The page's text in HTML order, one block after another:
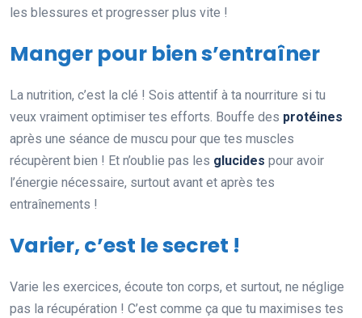
les blessures et progresser plus vite !
Manger pour bien s’entraîner
La nutrition, c’est la clé ! Sois attentif à ta nourriture si tu
veux vraiment optimiser tes efforts. Bouffe des protéines
après une séance de muscu pour que tes muscles
récupèrent bien ! Et n’oublie pas les glucides pour avoir
l’énergie nécessaire, surtout avant et après tes
entraînements !
Varier, c’est le secret !
Varie les exercices, écoute ton corps, et surtout, ne néglige
pas la récupération ! C’est comme ça que tu maximises tes